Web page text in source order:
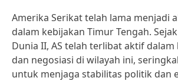
Amerika Serikat telah lama menjadi
dalam kebijakan Timur Tengah.
Dunia II, AS telah terlibat aktif
dan negosiasi di wilayah ini,
untuk menjaga stabilitas politik dan